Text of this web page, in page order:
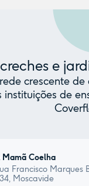
e
crescente
instituições de
Mamã Coelha
Francisco Marques
Moscavide